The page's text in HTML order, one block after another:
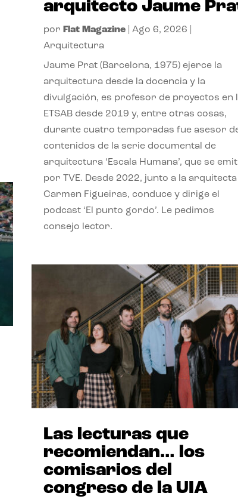
arquitecto Jaume
por Flat Magazine| Ago 6, 2026
Arquitectura
Jaume Prat (Barcelona, 1975) ejerce la
arquitectura desde la docencia y la
divulgación, es profesor de proyectos en
ETSAB desde 2019 y, entre otras cosas,
durante cuatro temporadas fue asesor
contenidos de la serie documental de
arquitectura ‘Escala Humana’, que se
por TVE. Desde 2022, junto a la arquitecta
Carmen Figueiras, conduce y dirige el
podcast ‘El punto gordo’. Le pedimos
consejo lector.
Las lecturas que
recomiendan… los
comisarios del
congreso de la UIA